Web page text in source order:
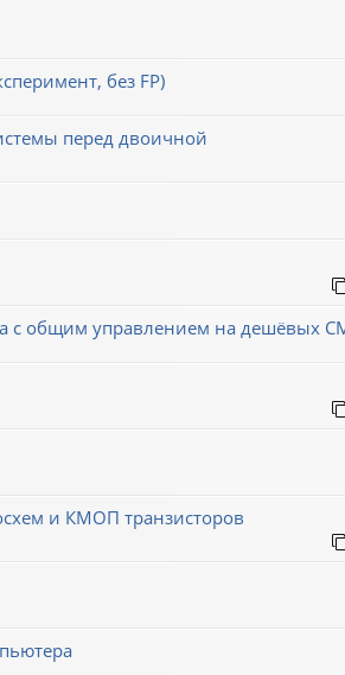
без FP)
перед двоичной
с общим управлением на дешёвых
и КМОП транзисторов